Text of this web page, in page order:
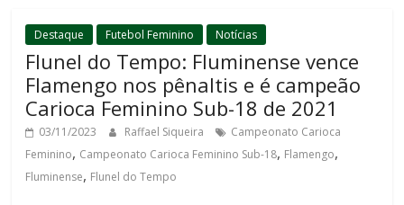
Destaque Futebol Feminino Notícias
Flunel do Tempo: Fluminense vence
Flamengo nos pênaltis e é campeão
Carioca Feminino Sub-18 de 2021
03/11/2023 Raffael Siqueira
Campeonato Carioca
Feminino, Campeonato Carioca Feminino Sub-18, Flamengo,
Fluminense, Flunel do Tempo